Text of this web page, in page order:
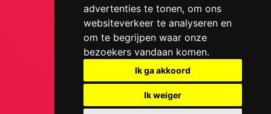
advertenties te tonen, om ons
websiteverkeer te analyseren en
om te begrijpen waar onze
bezoekers vandaan komen.
Ik ga akkoord
Ik weiger